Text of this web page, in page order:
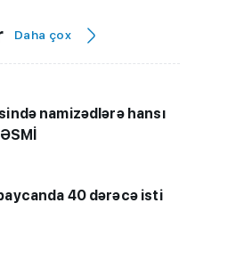
Daha çox
namizədlərə hansı
40 dərəcə isti